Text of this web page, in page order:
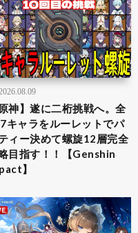
原神】遂に二桁挑戦へ。全
キャラをルーレットでパ
ィー決めて螺旋12層完全
目指す！！【Genshin
】